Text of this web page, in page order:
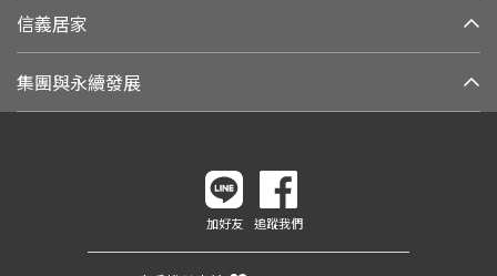
信義居家
集團與永續發展
加好友 追蹤我們